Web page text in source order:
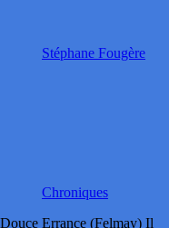
Stéphane Fougère
Chroniques
Errance (Felmay) Il